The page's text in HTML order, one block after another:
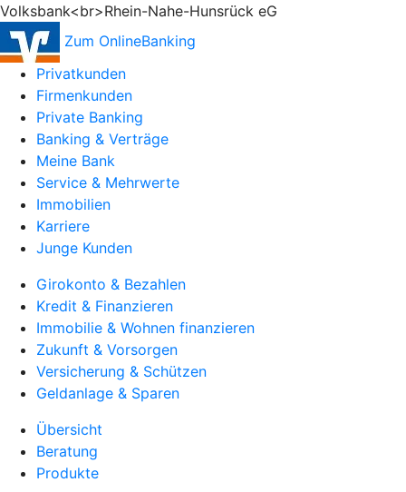
Volksbank<br>Rhein-Nahe-Hunsrück eG
Zum OnlineBanking
Privatkunden
Firmenkunden
Private Banking
Banking & Verträge
Meine Bank
Service & Mehrwerte
Immobilien
Karriere
Junge Kunden
Girokonto & Bezahlen
Kredit & Finanzieren
Immobilie & Wohnen finanzieren
Zukunft & Vorsorgen
Versicherung & Schützen
Geldanlage & Sparen
Übersicht
Beratung
Produkte